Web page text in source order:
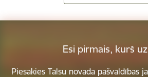
Esi pirmais, kurš
Piesakies Talsu novada pašvaldības